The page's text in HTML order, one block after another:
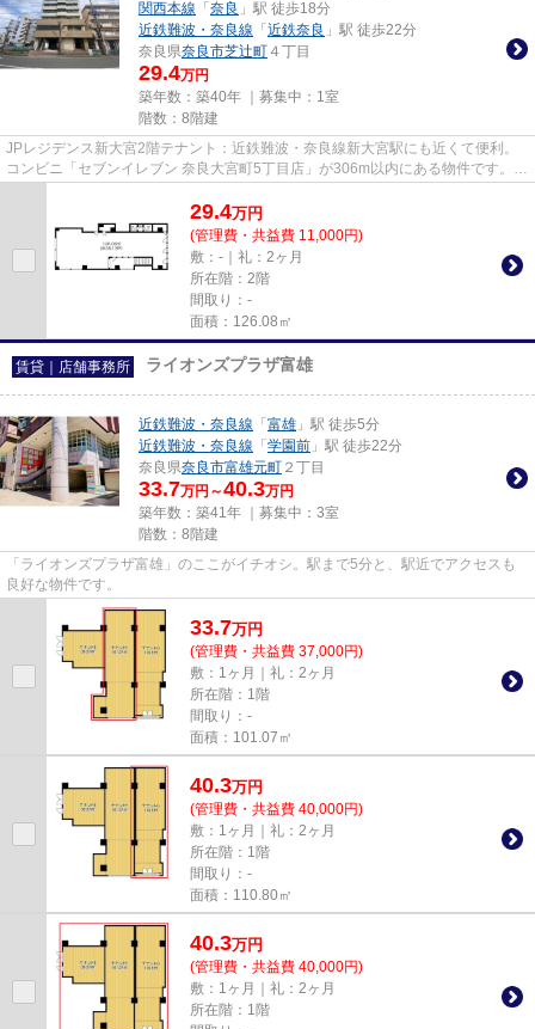
関西本線 「 奈良 」駅 徒歩18分
近鉄難波・奈良線 「 近鉄奈良 」駅 徒歩22分
奈良県奈良市芝辻町 ４丁目
29.4万円
築年数：築40年 ｜募集中： 1室
階数：8階建
JPレジデンス新大宮2階テナント：近鉄難波・奈良線新大宮駅にも近くて便利。
コンビニ「セブンイレブン 奈良大宮町5丁目店」が306m以内にある物件です。周
29.4万円
(管理費・共益費 11,000円)
敷：-｜礼：2ヶ月
所在階：2階
間取り：-
面積：126.08㎡
賃貸｜店舗事務所 ライオンズプラザ富雄
近鉄難波・奈良線 「 富雄 」駅 徒歩5分
近鉄難波・奈良線 「 学園前 」駅 徒歩22分
奈良県奈良市富雄元町 ２丁目
33.7万円～40.3万円
築年数：築41年 ｜募集中： 3室
階数：8階建
「ライオンズプラザ富雄」のここがイチオシ。駅まで5分と、駅近でアクセスも
良好な物件です。
33.7万円
(管理費・共益費 37,000円)
敷：1ヶ月｜礼：2ヶ月
所在階：1階
間取り：-
面積：101.07㎡
40.3万円
(管理費・共益費 40,000円)
敷：1ヶ月｜礼：2ヶ月
所在階：1階
間取り：-
面積：110.80㎡
40.3万円
(管理費・共益費 40,000円)
敷：1ヶ月｜礼：2ヶ月
所在階：1階